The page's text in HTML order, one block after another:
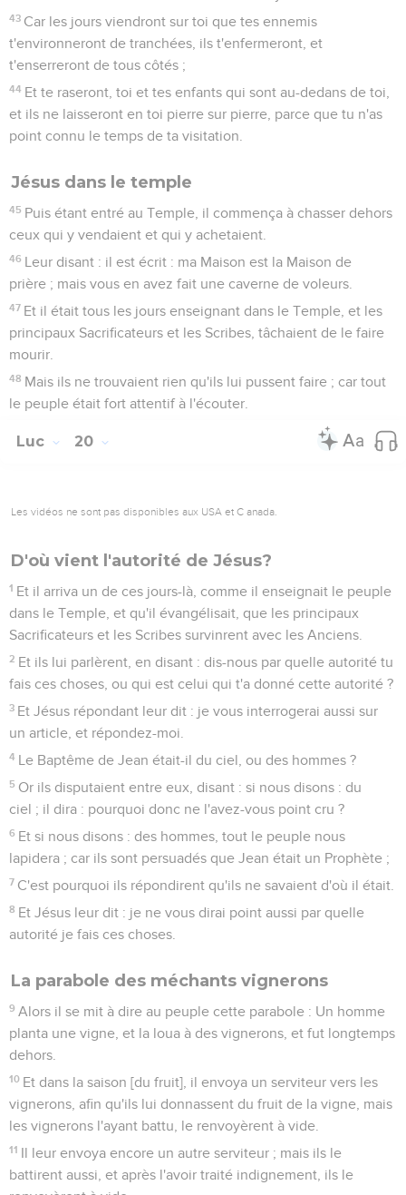
43 Car les jours viendront sur toi que tes ennemis
t'environneront de tranchées, ils t'enfermeront, et
t'enserreront de tous côtés ;
44 Et te raseront, toi et tes enfants qui sont au-dedans de toi,
et ils ne laisseront en toi pierre sur pierre, parce que tu n'as
point connu le temps de ta visitation.
Jésus dans le temple
45 Puis étant entré au Temple, il commença à chasser dehors
ceux qui y vendaient et qui y achetaient.
46 Leur disant : il est écrit : ma Maison est la Maison de
prière ; mais vous en avez fait une caverne de voleurs.
47 Et il était tous les jours enseignant dans le Temple, et les
principaux Sacrificateurs et les Scribes, tâchaient de le faire
mourir.
48 Mais ils ne trouvaient rien qu'ils lui pussent faire ; car tout
le peuple était fort attentif à l'écouter.
Luc 20
Les vidéos ne sont pas disponibles aux USA et C anada.
D'où vient l'autorité de Jésus?
1 Et il arriva un de ces jours-là, comme il enseignait le peuple
dans le Temple, et qu'il évangélisait, que les principaux
Sacrificateurs et les Scribes survinrent avec les Anciens.
2 Et ils lui parlèrent, en disant : dis-nous par quelle autorité tu
fais ces choses, ou qui est celui qui t'a donné cette autorité ?
3 Et Jésus répondant leur dit : je vous interrogerai aussi sur
un article, et répondez-moi.
4 Le Baptême de Jean était-il du ciel, ou des hommes ?
5 Or ils disputaient entre eux, disant : si nous disons : du
ciel ; il dira : pourquoi donc ne l'avez-vous point cru ?
6 Et si nous disons : des hommes, tout le peuple nous
lapidera ; car ils sont persuadés que Jean était un Prophète ;
7 C'est pourquoi ils répondirent qu'ils ne savaient d'où il était.
8 Et Jésus leur dit : je ne vous dirai point aussi par quelle
autorité je fais ces choses.
La parabole des méchants vignerons
9 Alors il se mit à dire au peuple cette parabole : Un homme
planta une vigne, et la loua à des vignerons, et fut longtemps
dehors.
10 Et dans la saison [du fruit], il envoya un serviteur vers les
vignerons, afin qu'ils lui donnassent du fruit de la vigne, mais
les vignerons l'ayant battu, le renvoyèrent à vide.
11 Il leur envoya encore un autre serviteur ; mais ils le
battirent aussi, et après l'avoir traité indignement, ils le